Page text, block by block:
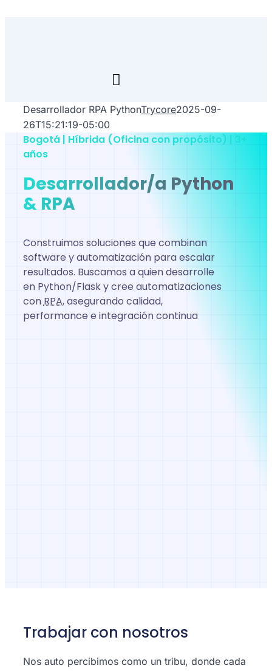
Toggle
Navigation
Inicio
Transfórmate
Renuévate
Aprende
Empresa
Search
for:
Desarrollador RPA PythonTrycore2025-09-
26T15:21:19-05:00
Bogotá | Híbrida (Oficina con propósito) | 3+
años
Desarrollador/a Python
& RPA
Construimos soluciones que combinan
software y automatización para escalar
resultados. Buscamos a quien desarrolle
en Python/Flask y cree automatizaciones
conRPA, asegurando calidad,
performance e integración continua
Trabajar con nosotros
Nos auto percibimos como un tribu, donde cada